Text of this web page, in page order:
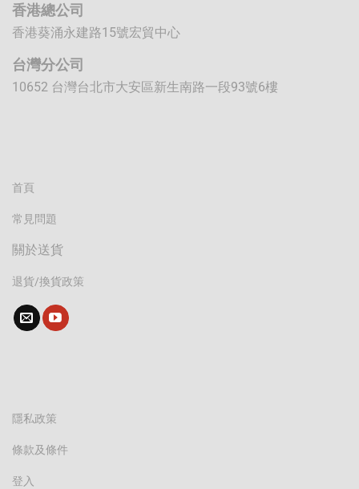
香港總公司
香港葵涌永建路15號宏貿中心
台灣分公司
10652 台灣台北市大安區新生南路一段93號6樓
首頁
常見問題
關於送貨
退貨/換貨政策
隱私政策
條款及條件
登入